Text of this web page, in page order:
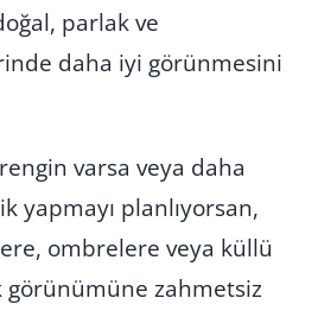
parlak ve
daha iyi görünmesini
varsa veya daha
yapmayı planlıyorsan,
ombrelere veya küllü
zahmetsiz